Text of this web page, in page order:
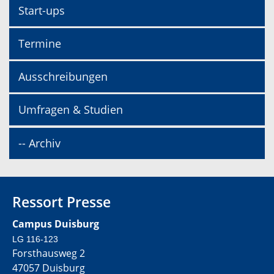
Start-ups
Termine
Ausschreibungen
Umfragen & Studien
-- Archiv
Ressort Presse
Campus Duisburg
LG 116-123
Forsthausweg 2
47057 Duisburg